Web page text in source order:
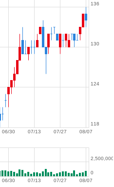
08/07
07/27
07/13
06/30
118
124
130
136
08/07
07/27
07/13
06/30
0
2,500,000